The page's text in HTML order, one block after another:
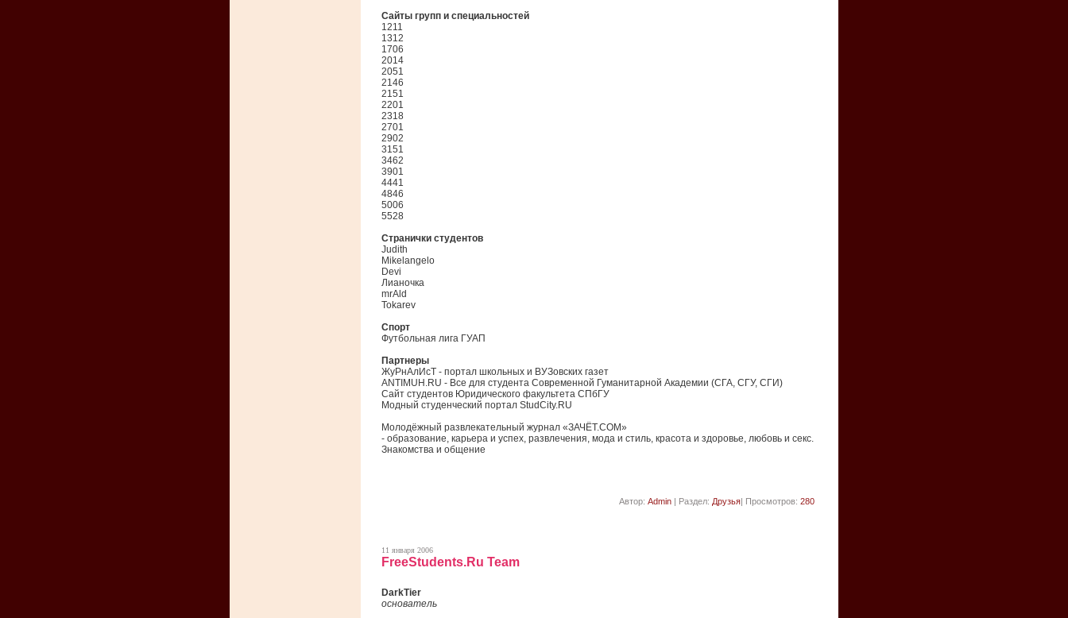
Сайты групп и специальностей
1211
1312
1706
2014
2051
2146
2151
2201
2318
2701
2902
3151
3462
3901
4441
4846
5006
5528
Странички студентов
Judith
Mikelangelo
Devi
Лианочка
mrAld
Tokarev
Спорт
Футбольная лига ГУАП
Партнеры
ЖуРнАлИсТ - портал школьных и ВУЗовских газет
ANTIMUH.RU - Все для студента Современной Гуманитарной Академии (СГА, СГУ, СГИ)
Сайт студентов Юридического факультета СПбГУ
Модный студенческий портал StudCity.RU
Молодёжный развлекательный журнал «ЗАЧЁТ.COM»
- образование, карьера и успех, развлечения, мода и стиль, красота и здоровье, любовь и секс.
Знакомства и общение
Автор: Admin | Раздел: Друзья| Просмотров: 280
11 января 2006
FreeStudents.Ru Team
DarkTier
основатель